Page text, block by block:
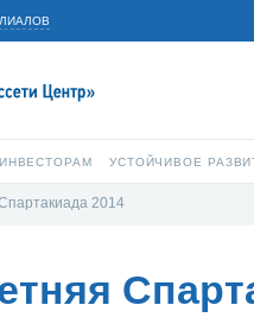
УСТОЙЧИВОЕ
2014